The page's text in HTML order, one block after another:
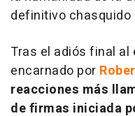
definitivo chasquido
Tras el adiós final
encarnado por
reacciones más
de firmas iniciada